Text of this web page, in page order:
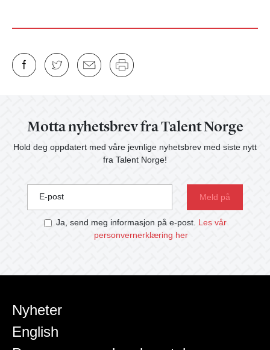
Motta nyhetsbrev fra Talent Norge
Hold deg oppdatert med våre jevnlige nyhetsbrev med siste nytt
fra Talent Norge!
E-post
Ja, send meg informasjon på e-post. Les vår
personvernerklæring her
Nyheter
English